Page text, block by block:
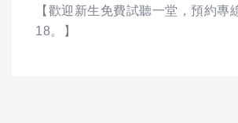
【歡迎新生免費試聽一堂，預約專
18。】